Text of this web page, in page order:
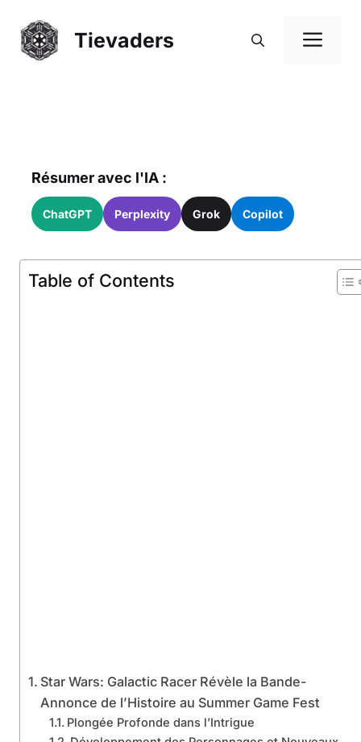
contenu
Tievaders
Résumer avec l'IA :
ChatGPT Perplexity Grok Copilot
Table of Contents
Star Wars: Galactic Racer Révèle la Bande-
Annonce de l’Histoire au Summer Game Fest
Plongée Profonde dans l’Intrigue